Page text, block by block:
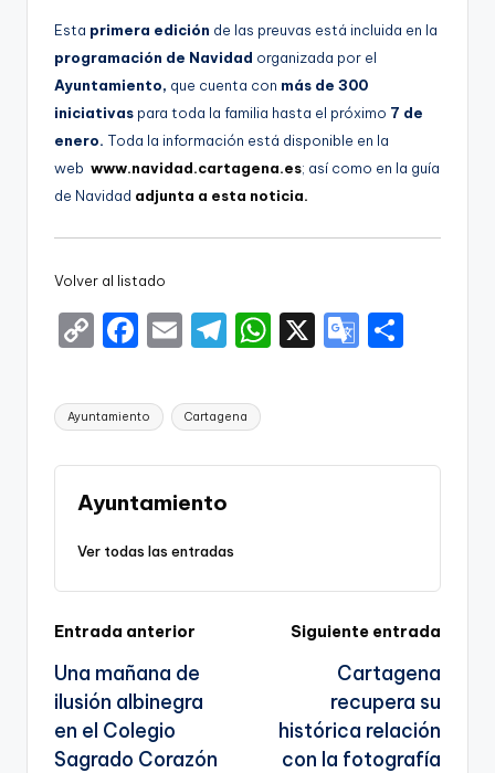
Esta primera edición de las preuvas está incluida en la
programación de Navidad organizada por el
Ayuntamiento, que cuenta con más de 300
iniciativas para toda la familia hasta el próximo 7 de
enero. Toda la información está disponible en la
web www.navidad.cartagena.es; así como en la guía
de Navidad adjunta a esta noticia.
Volver al listado
C
p
y
Li
n
k
F
c
e
b
o
o
E
ai
l
T
e
gr
a
W
A
X
G
e
a
te
Etiquetas:
Ayuntamiento Cartagena
Ayuntamiento
Ver todas las entradas
Navegación
de
entradas
Entrada anterior
Una mañana de
ilusión albinegra
en el Colegio
Sagrado Corazón
Siguiente entrada
Cartagena
recupera su
histórica relación
con la fotografía